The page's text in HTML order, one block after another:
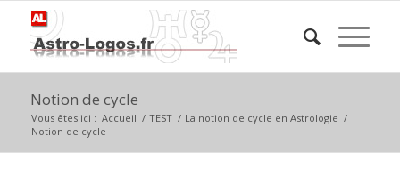
Notion de cycle
Vous êtes ici : Accueil / TEST / La notion de cycle en Astrologie /
Notion de cycle